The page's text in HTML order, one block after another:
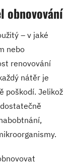
obnovování
– v jaké
nebo
renovování
nátěr je
poškodí. Jelikož